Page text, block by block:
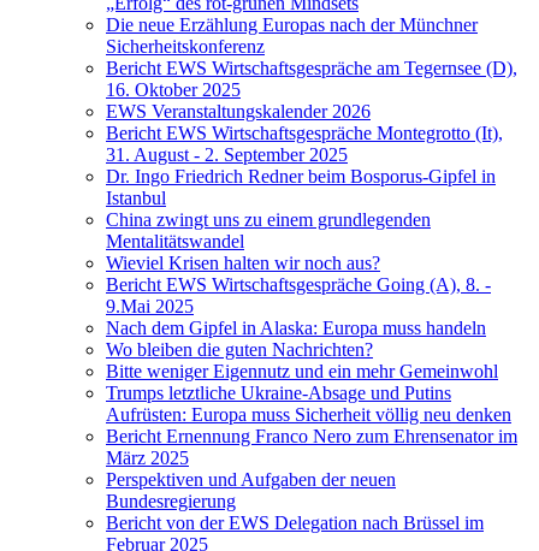
Die neue Erzählung Europas nach der Münchner
Sicherheitskonferenz
Bericht EWS Wirtschaftsgespräche am Tegernsee (D),
16. Oktober 2025
EWS Veranstaltungskalender 2026
Bericht EWS Wirtschaftsgespräche Montegrotto (It),
31. August - 2. September 2025
Dr. Ingo Friedrich Redner beim Bosporus-Gipfel in
Istanbul
China zwingt uns zu einem grundlegenden
Mentalitätswandel
Wieviel Krisen halten wir noch aus?
Bericht EWS Wirtschaftsgespräche Going (A), 8. -
9.Mai 2025
Nach dem Gipfel in Alaska: Europa muss handeln
Wo bleiben die guten Nachrichten?
Bitte weniger Eigennutz und ein mehr Gemeinwohl
Trumps letztliche Ukraine-Absage und Putins
Aufrüsten: Europa muss Sicherheit völlig neu denken
Bericht Ernennung Franco Nero zum Ehrensenator im
März 2025
Perspektiven und Aufgaben der neuen
Bundesregierung
Bericht von der EWS Delegation nach Brüssel im
Februar 2025